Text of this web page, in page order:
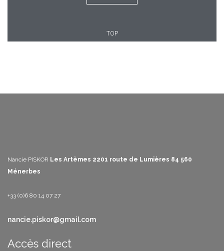
TOP
Nancie PISKOR Les Artèmes 2201 route de Lumières 84 560
Ménerbes
+33 (0)6 80 14 07 27
nancie.piskor@gmail.com
Accès direct